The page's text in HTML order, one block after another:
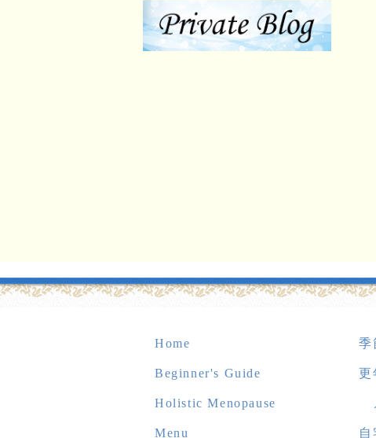
Home
Beginner's Guide
Holistic Menopause
Menu
季
更
自